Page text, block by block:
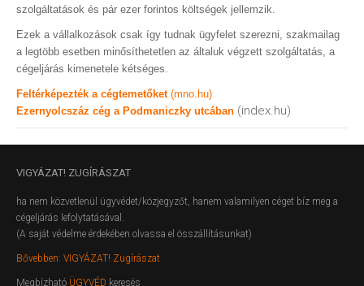
szolgáltatások és pár ezer forintos költségek jellemzik.
Ezek a vállalkozások csak így tudnak ügyfelet szerezni, szakmailag
a legtöbb esetben minősíthetetlen az általuk végzett szolgáltatás, a
cégeljárás kimenetele kétséges.
Feltérképezték a cégtemetőket (mno.hu)
Ezernyolcszáz cég a Podmaniczky utcában (index.hu)
VIGYÁZAT! ZUGÍRÁSZAT
ha nem közvetlenül ügyvédet/közjegyzőt, hanem valamilyen céget bíz meg a
cégeljárás lefolytatásával.
(A saját védelme érdekében olvassa el összállításunkat)
Bővebben: VIGYÁZAT! Zugírászat
Megbízható ÜGYVÉD keresés